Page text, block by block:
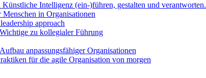
Intel­li­genz (ein-)führen, gestal­ten und ver­ant­wor­ten.
in Orga­ni­sa­tio­nen
approach
zu kol­le­gia­ler Füh­rung
anpas­sungs­fä­hi­ger Orga­ni­sa­tio­nen
für die agi­le Orga­ni­sa­ti­on von mor­gen